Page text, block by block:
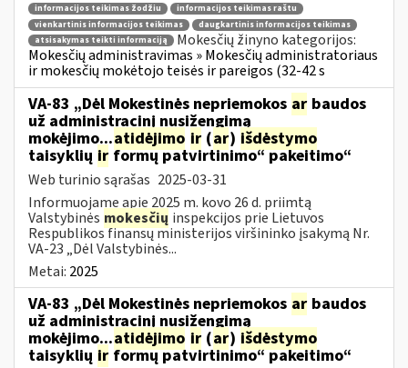
informacijos teikimas žodžiu
informacijos teikimas raštu
vienkartinis informacijos teikimas
daugkartinis informacijos teikimas
atsisakymas teikti informaciją
Mokesčių žinyno kategorijos:
Mokesčių administravimas » Mokesčių administratoriaus
ir mokesčių mokėtojo teisės ir pareigos (32-42 s
VA-83 „Dėl Mokestinės nepriemokos ar baudos
už administracinį nusižengimą
mokėjimo...atidėjimo ir (ar) išdėstymo
taisyklių ir formų patvirtinimo“ pakeitimo“
Web turinio sąrašas 2025-03-31
Informuojame apie 2025 m. kovo 26 d. priimtą
Valstybinės mokesčių inspekcijos prie Lietuvos
Respublikos finansų ministerijos viršininko įsakymą Nr.
VA-23 „Dėl Valstybinės...
Metai: 2025
VA-83 „Dėl Mokestinės nepriemokos ar baudos
už administracinį nusižengimą
mokėjimo...atidėjimo ir (ar) išdėstymo
taisyklių ir formų patvirtinimo“ pakeitimo“